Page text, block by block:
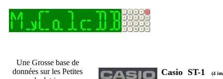
Une Grosse base de
données sur les Petites
Casio ST-1 (4